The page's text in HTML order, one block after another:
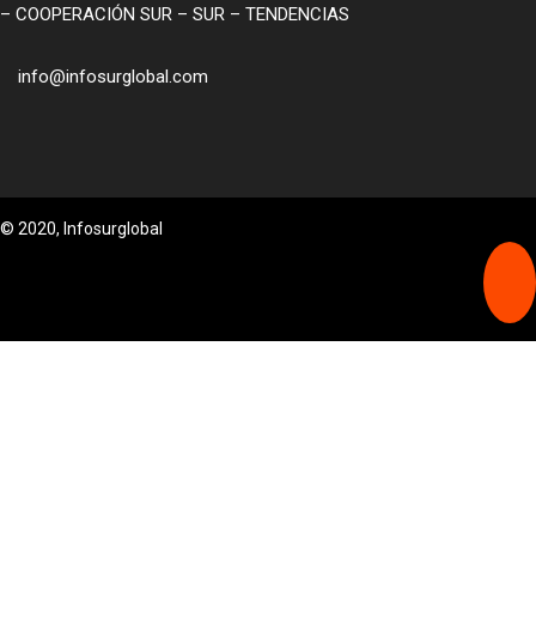
– COOPERACIÓN SUR – SUR – TENDENCIAS
info@infosurglobal.com
© 2020, Infosurglobal